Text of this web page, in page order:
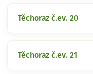
Těchoraz č.ev. 20
Těchoraz č.ev. 21